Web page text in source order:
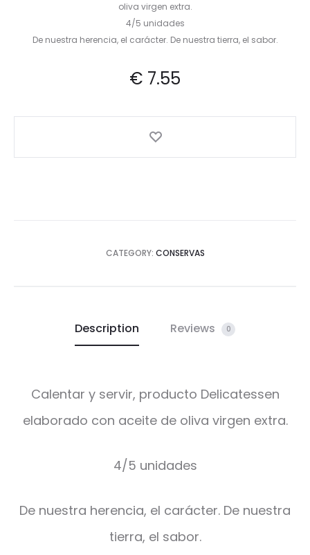
oliva virgen extra.
4/5 unidades
De nuestra herencia, el carácter. De nuestra tierra, el sabor.
€ 7.55
CATEGORY: CONSERVAS
Description Reviews 0
Calentar y servir, producto Delicatessen
elaborado con aceite de oliva virgen extra.
4/5 unidades
De nuestra herencia, el carácter. De nuestra
tierra, el sabor.